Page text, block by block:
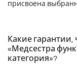
присвоена
Какие гарантии,
«Медсестра
категория»?